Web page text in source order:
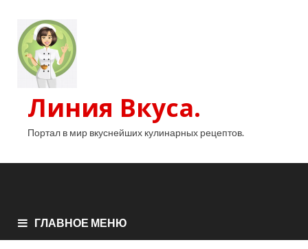
Линия Вкуса.
Портал в мир вкуснейших кулинарных рецептов.
ГЛАВНОЕ МЕНЮ